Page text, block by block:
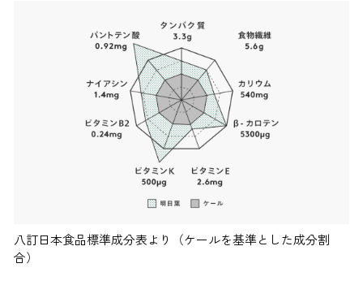
八訂日本食品標準成分表より（ケールを基準とした成分割
合）